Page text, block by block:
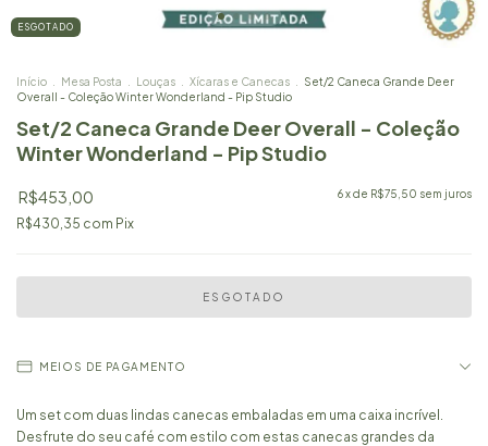
ESGOTADO
Início Mesa Posta Louças Xícaras e Canecas
Set/2 Caneca Grande Deer
Overall - Coleção Winter Wonderland - Pip Studio
Set/2 Caneca Grande Deer Overall - Coleção
Winter Wonderland - Pip Studio
R$453,00 6x de R$75,50 sem juros
R$430,35 com Pix
MEIOS DE PAGAMENTO
Um set com duas lindas canecas embaladas em uma caixa incrível.
Desfrute do seu café com estilo com estas canecas grandes da